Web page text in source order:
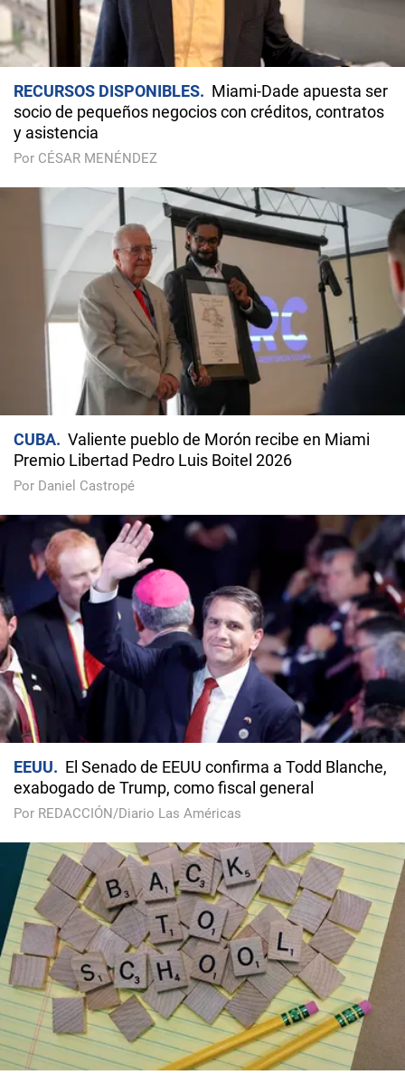
RECURSOS DISPONIBLES
Miami-Dade apuesta ser
socio de pequeños negocios con créditos, contratos
y asistencia
Por CÉSAR MENÉNDEZ
CUBA
Valiente pueblo de Morón recibe en Miami
Premio Libertad Pedro Luis Boitel 2026
Por Daniel Castropé
EEUU
El Senado de EEUU confirma a Todd Blanche,
exabogado de Trump, como fiscal general
Por REDACCIÓN/Diario Las Américas